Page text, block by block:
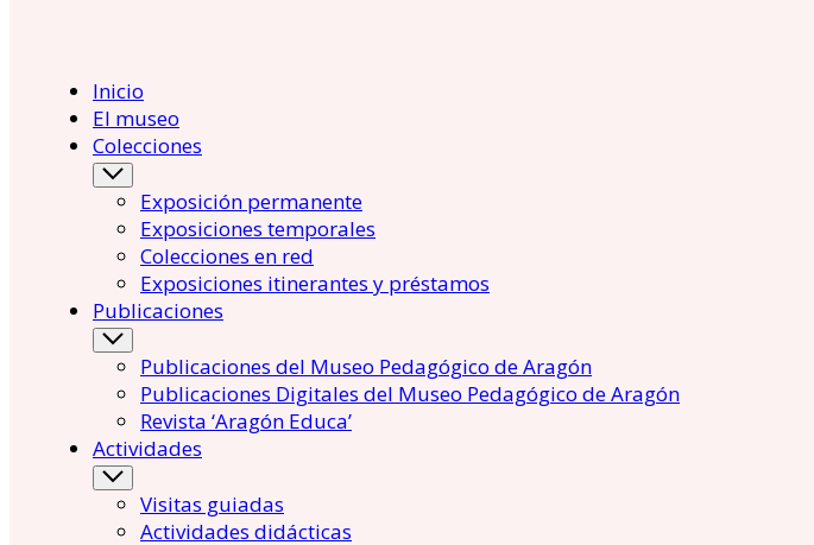
Inicio
El museo
Colecciones
Exposición permanente
Exposiciones temporales
Colecciones en red
Exposiciones itinerantes y préstamos
Publicaciones
Publicaciones del Museo Pedagógico de Aragón
Publicaciones Digitales del Museo Pedagógico de Aragón
Revista ‘Aragón Educa’
Actividades
Visitas guiadas
Actividades didácticas